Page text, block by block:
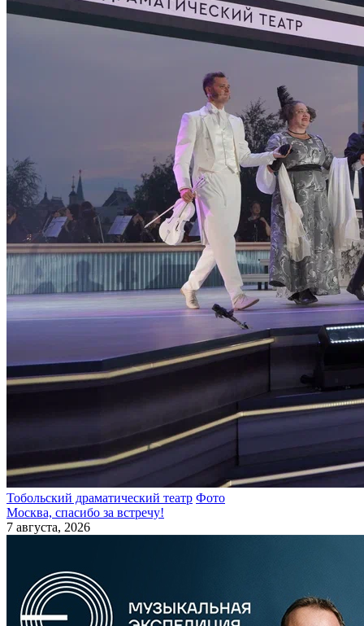
Тобольский драматический театр Фото
Москва, спасибо за встречу!
7 августа, 2026